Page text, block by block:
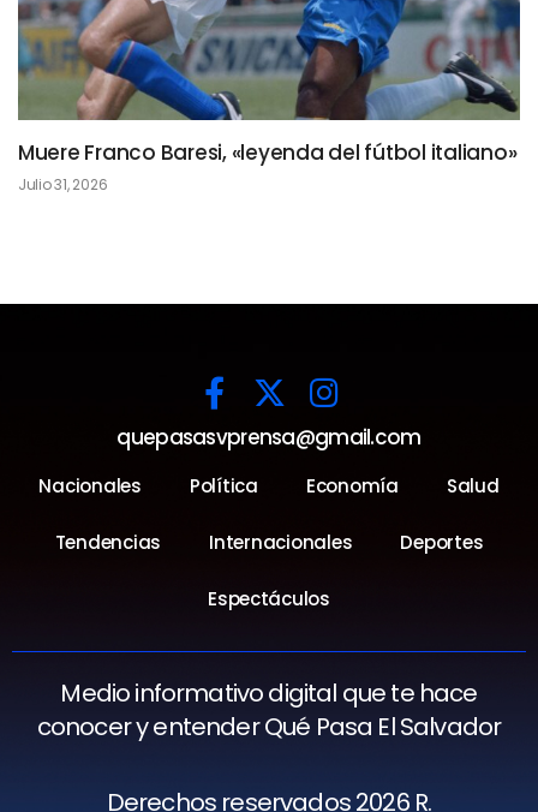
Muere Franco Baresi, «leyenda del fútbol italiano»
Julio 31, 2026
quepasasvprensa@gmail.com
Nacionales Política Economía Salud
Tendencias Internacionales Deportes
Espectáculos
Medio informativo digital que te hace
conocer y entender Qué Pasa El Salvador
Derechos reservados 2026 R.